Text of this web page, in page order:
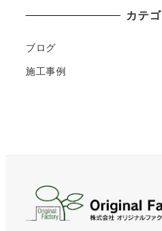
カテ
ブログ
施工事例